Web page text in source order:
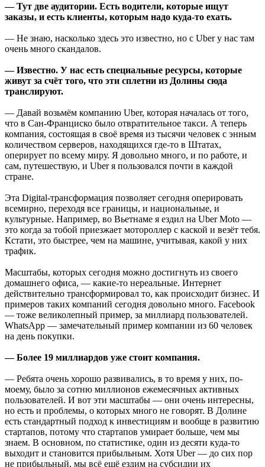
— Тут две аудитории. Есть водители, которые ищут
заказы, и есть клиенты, которым надо куда-то ехать.
— Не знаю, насколько здесь это известно, но с Uber у нас там
очень много скандалов.
— Известно. У нас есть специальные ресурсы, которые
живут за счёт того, что эти сплетни из Долины сюда
транслируют.
— Давай возьмём компанию Uber, которая началась от того,
что в Сан-Франциско было отвратительное такси. А теперь
компания, состоящая в своё время из тысячи человек с энным
количеством серверов, находящихся где-то в Штатах,
оперирует по всему миру. Я довольно много, и по работе, и
сам, путешествую, и Uber я пользовался почти в каждой
стране.
Эта Digital-трансформация позволяет сегодня оперировать
всемирно, переходя все границы, и национальные, и
культурные. Например, во Вьетнаме я ездил на Uber Moto —
это когда за тобой приезжает мотороллер с каской и везёт тебя.
Кстати, это быстрее, чем на машине, учитывая, какой у них
трафик.
Масштабы, которых сегодня можно достигнуть из своего
домашнего офиса, — какие-то нереальные. Интернет
действительно трансформировал то, как происходит бизнес. И
примеров таких компаний сегодня довольно много. Facebook
— тоже великолепный пример, за миллиард пользователей.
WhatsApp — замечательный пример компании из 60 человек
на день покупки.
— Более 19 миллиардов уже стоит компания.
— Ребята очень хорошо развивались, в то время у них, по-
моему, было за сотню миллионов ежемесячных активных
пользователей. И вот эти масштабы — они очень интересны,
но есть и проблемы, о которых много не говорят. В Долине
есть стандартный подход к инвестициям и вообще в развитию
стартапов, потому что стартапов умирает больше, чем мы
знаем. В основном, по статистике, один из десяти куда-то
выходит и становится прибыльным. Хотя Uber — до сих пор
не прибыльный, мы всё ещё ездим на субсидии их